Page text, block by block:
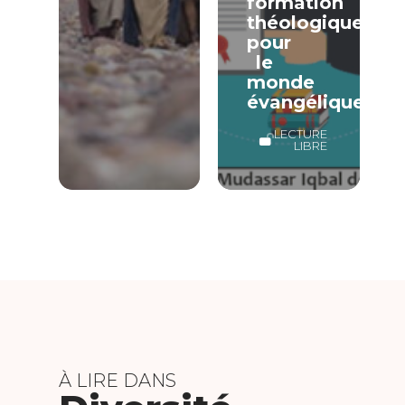
théologique
pour
le
monde
évangélique
LECTURE
LIBRE
À LIRE DANS